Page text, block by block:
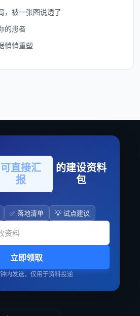
，被一张图说透了
的患者
悄悄重塑
可直接汇
报
的建设资料
包
✅ 落地清单 💡 试点建议
立即领取
内发送，仅用于资料投递